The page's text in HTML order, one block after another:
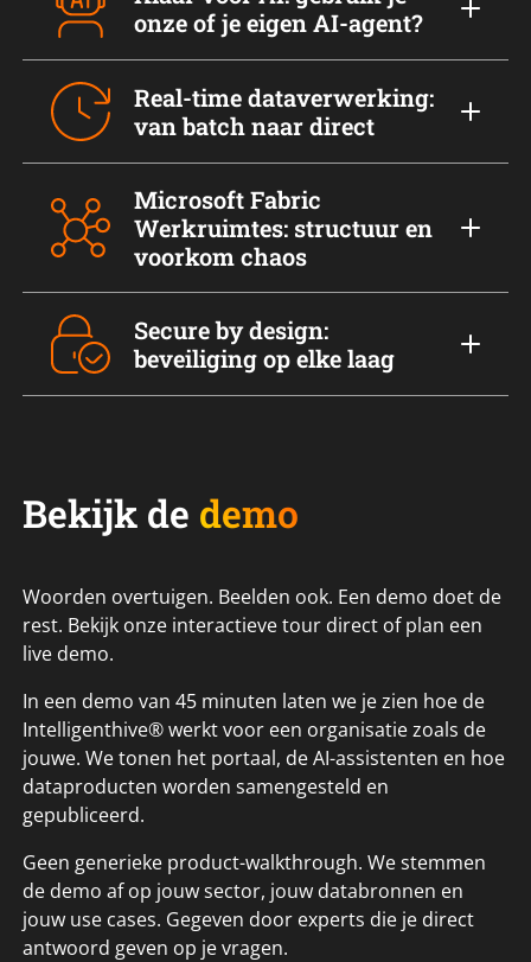
onze of je eigen AI-agent?
Real-time dataverwerking:
van batch naar direct
Microsoft Fabric
Werkruimtes: structuur en
voorkom chaos
Secure by design:
beveiliging op elke laag
Bekijk de demo
Woorden overtuigen. Beelden ook. Een demo doet de
rest. Bekijk onze interactieve tour direct of plan een
live demo.
In een demo van 45 minuten laten we je zien hoe de
Intelligenthive® werkt voor een organisatie zoals de
jouwe. We tonen het portaal, de AI-assistenten en hoe
dataproducten worden samengesteld en
gepubliceerd.
Geen generieke product-walkthrough. We stemmen
de demo af op jouw sector, jouw databronnen en
jouw use cases. Gegeven door experts die je direct
antwoord geven op je vragen.